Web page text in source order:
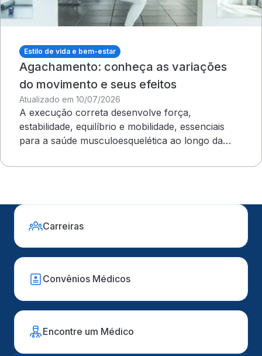
Estilo de vida e bem-estar
Agachamento: conheça as variações
do movimento e seus efeitos
Atualizado em 10/07/2026
A execução correta desenvolve força,
estabilidade, equilíbrio e mobilidade, essenciais
para a saúde musculoesquelética ao longo da
Carreiras
Convênios Médicos
Encontre um Médico